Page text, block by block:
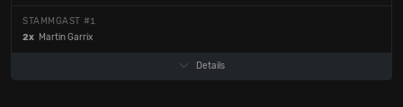
STAMMGAST #1
2x Martin Garrix
Details